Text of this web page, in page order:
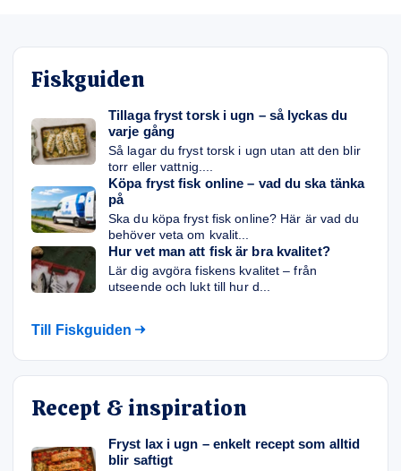
Fiskguiden
Tillaga fryst torsk i ugn – så lyckas du
varje gång
Så lagar du fryst torsk i ugn utan att den blir
torr eller vattnig....
Köpa fryst fisk online – vad du ska tänka
på
Ska du köpa fryst fisk online? Här är vad du
behöver veta om kvalit...
Hur vet man att fisk är bra kvalitet?
Lär dig avgöra fiskens kvalitet – från
utseende och lukt till hur d...
Till Fiskguiden
Recept & inspiration
Fryst lax i ugn – enkelt recept som alltid
blir saftigt